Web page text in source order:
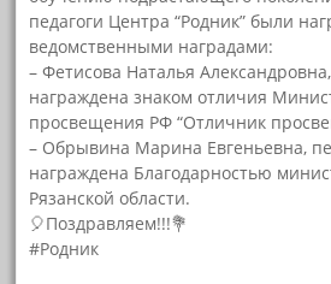
педагоги Центра “Родник” были
ведомственными наградами:
– Фетисова Наталья
награждена знаком отличия
просвещения РФ “Отличник
– Обрывина Марина Евгеньевна,
награждена Благодарностью
Рязанской области.
🎈Поздравляем!!!💐
#Родник